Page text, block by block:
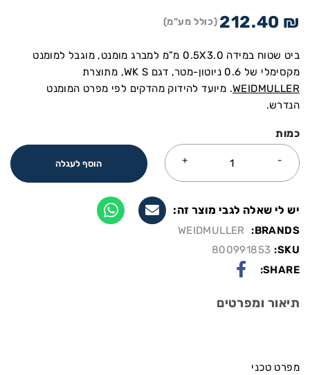
212.40 ₪ (כולל מע"מ)
ביט שטוח במידה 0.5X3.0 מ”מ למברג מומנט, מוגבל למומנט
מקסימלי של 0.6 ניוטון-מטר, דגם WK S, מתוצרת
WEIDMULLER. מיועד להידוק מהדקים לפי מפרט המומנט
הנדרש.
כמות
הוסף לעגלה
יש לי שאלה לגבי מוצר זה:
BRANDS:
WEIDMULLER
SKU:
800991853
SHARE:
תיאור ומפרטים
מפרט טכני